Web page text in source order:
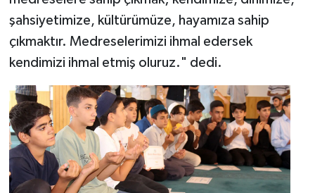
şahsiyetimize, kültürümüze, hayamıza sahip
çıkmaktır. Medreselerimizi ihmal edersek
kendimizi ihmal etmiş oluruz." dedi.